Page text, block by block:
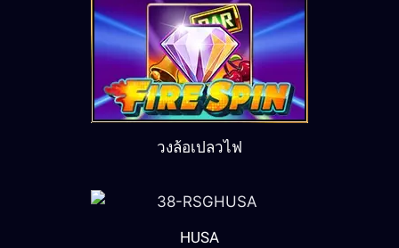
วงล้อเปลวไฟ
HUSA